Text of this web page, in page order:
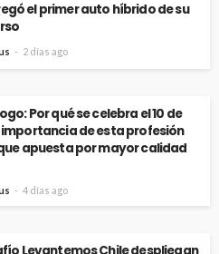
el primer auto híbrido de su
2 días ago
Por qué se celebra el 10 de
de esta profesión
apuesta por mayor calidad
4 días ago